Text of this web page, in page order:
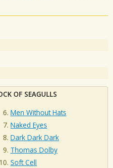
OF SEAGULLS
Men Without Hats
Naked Eyes
Dark Dark Dark
Thomas Dolby
Soft Cell